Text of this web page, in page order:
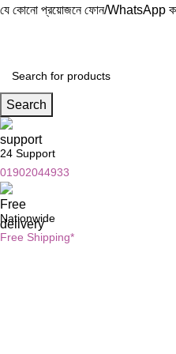
যে কোনো প্রয়োজনে ফোন/WhatsApp
Search
24 Support
01902044933
Nationwide
Free Shipping*